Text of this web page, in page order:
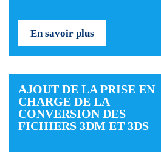
En savoir plus
AJOUT DE LA PRISE EN
CHARGE DE LA
CONVERSION DES
FICHIERS 3DM ET 3DS